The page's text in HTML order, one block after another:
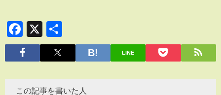
Facebook
X
有
LINE
この記事を書いた人